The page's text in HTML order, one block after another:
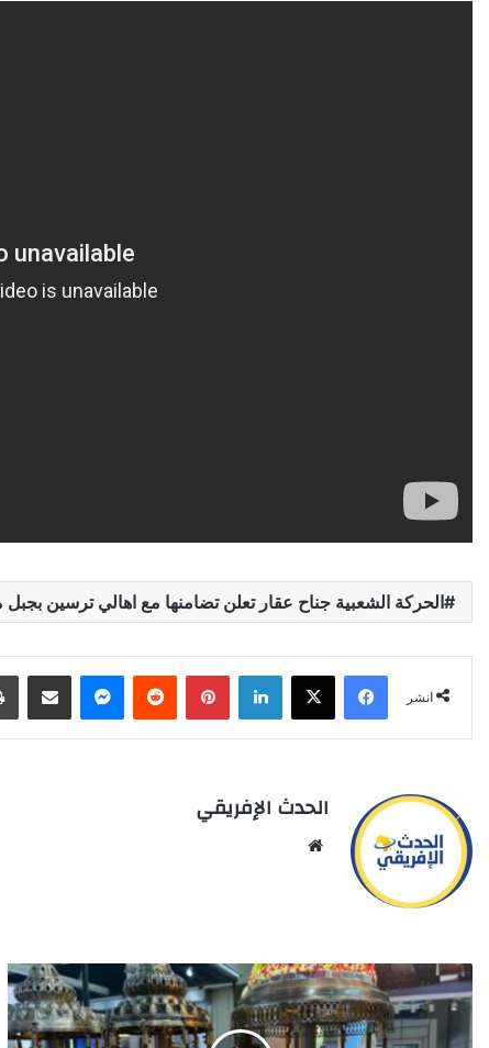
الحركة الشعبية جناح عقار تعلن تضامنها مع اهالي ترسين بجبل
انشر
Facebook
X
LinkedIn
Pinterest
Reddit
Messenger
انشر عبر
الحدث الإفريقي
المغرب
يعزز
شراكته